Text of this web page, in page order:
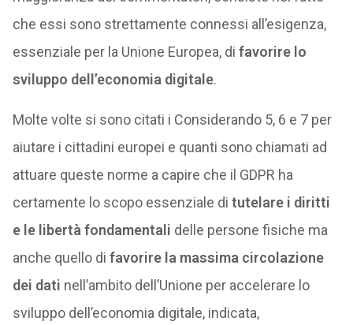
che essi sono strettamente connessi all’esigenza,
essenziale per la Unione Europea, di favorire lo
sviluppo dell’economia digitale.
Molte volte si sono citati i Considerando 5, 6 e 7 per
aiutare i cittadini europei e quanti sono chiamati ad
attuare queste norme a capire che il GDPR ha
certamente lo scopo essenziale di tutelare i diritti
e le libertà fondamentali delle persone fisiche ma
anche quello di favorire la massima circolazione
dei dati nell’ambito dell’Unione per accelerare lo
sviluppo dell’economia digitale, indicata,